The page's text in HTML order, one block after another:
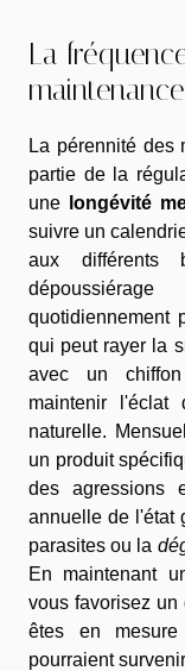
La
maintenance
La pérennité des
partie de la
une
longévité
suivre un
aux différents
quotidiennement
qui peut rayer la
avec un
maintenir
naturelle.
un produit
des agressions
annuelle de l'état
parasites ou la
En maintenant
vous favorisez
êtes en
pourraient